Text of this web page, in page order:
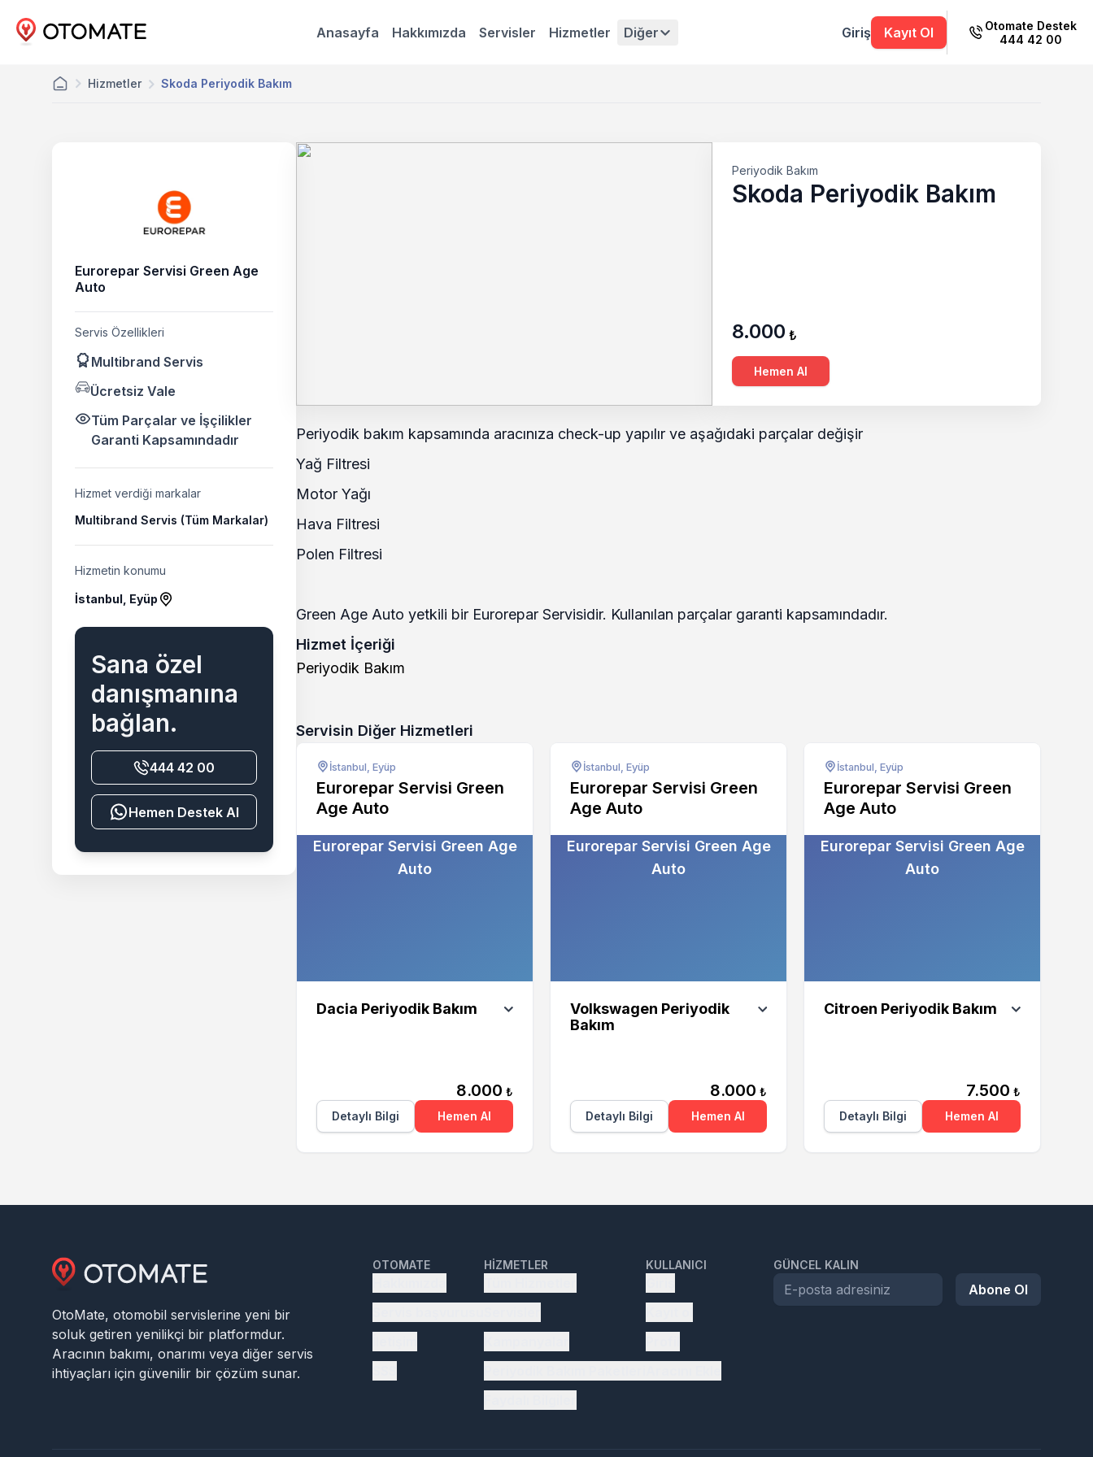
Anasayfa Hakkımızda Servisler Hizmetler Diğer Giriş Kayıt Ol
Otomate Destek
444 42 00
Hizmetler Skoda Periyodik Bakım
Eurorepar Servisi Green Age
Auto
Servis Özellikleri
Multibrand Servis
Ücretsiz Vale
Tüm Parçalar ve İşçilikler
Garanti Kapsamındadır
Hizmet verdiği markalar
Multibrand Servis (Tüm Markalar)
Hizmetin konumu
İstanbul, Eyüp
Sana özel
danışmanına
bağlan.
444 42 00
Destek Al
Periyodik Bakım
Skoda Periyodik Bakım
8.000 ₺
Hemen Al
Periyodik bakım kapsamında aracınıza check-up yapılır ve aşağıdaki parçalar değişir
Yağ Filtresi
Motor Yağı
Hava Filtresi
Polen Filtresi
Green Age Auto yetkili bir Eurorepar Servisidir. Kullanılan parçalar garanti kapsamındadır.
Hizmet İçeriği
Periyodik Bakım
Servisin Diğer Hizmetleri
İstanbul, Eyüp
Eurorepar Servisi Green
Age Auto
Eurorepar Servisi Green Age
Auto
Dacia Periyodik Bakım
8.000 ₺
Detaylı Bilgi
Hemen Al
İstanbul, Eyüp
Eurorepar Servisi Green
Age Auto
Eurorepar Servisi Green Age
Auto
Volkswagen Periyodik
Bakım
8.000 ₺
Detaylı Bilgi
Hemen Al
İstanbul, Eyüp
Eurorepar Servisi Green
Age Auto
Eurorepar Servisi Green Age
Auto
Citroen Periyodik Bakım
7.500 ₺
Detaylı Bilgi
Hemen Al
OtoMate, otomobil servislerine yeni bir
soluk getiren yenilikçi bir platformdur.
Aracının bakımı, onarımı veya diğer servis
ihtiyaçları için güvenilir bir çözüm sunar.
OTOMATE HIZMETLER KULLANICI GÜNCEL KALIN
Abone Ol